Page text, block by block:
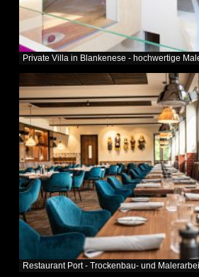
Private Villa in Blankenese - hochwertige
Restaurant Port - Trockenbau- und